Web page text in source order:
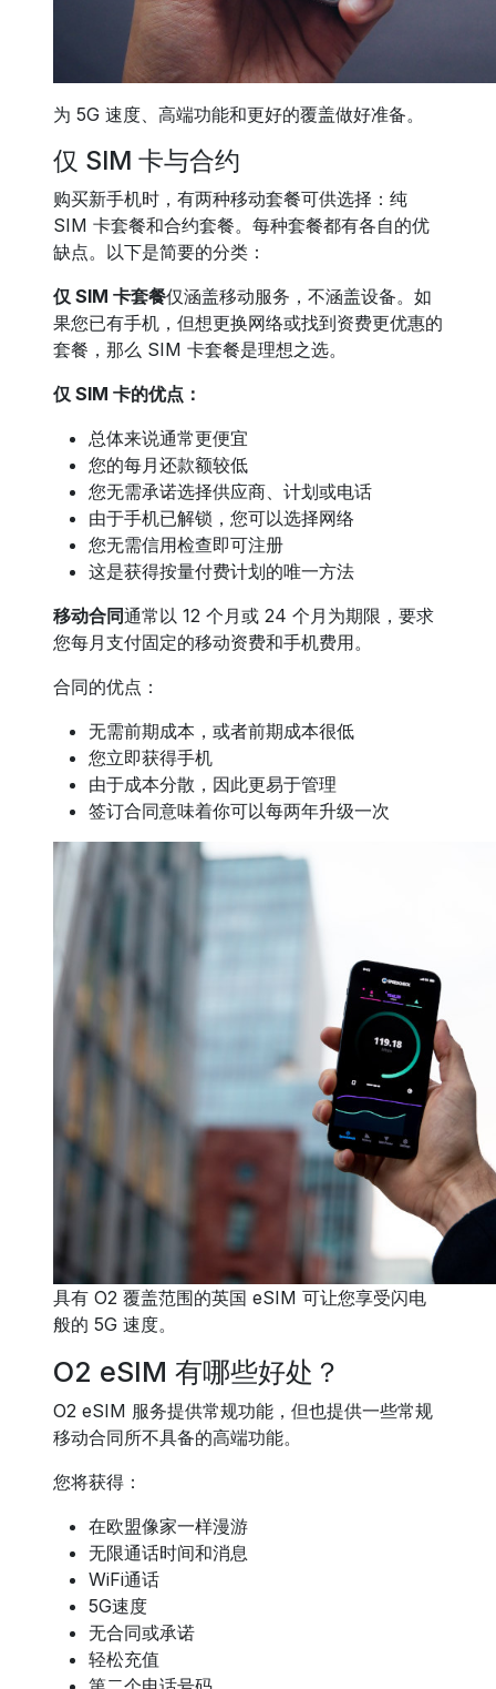
为 5G 速度、高端功能和更好的覆盖做好准备。
仅 SIM 卡与合约
购买新手机时，有两种移动套餐可供选择：纯
SIM 卡套餐和合约套餐。每种套餐都有各自的优
缺点。以下是简要的分类：
仅 SIM 卡套餐仅涵盖移动服务，不涵盖设备。如
果您已有手机，但想更换网络或找到资费更优惠的
套餐，那么 SIM 卡套餐是理想之选。
仅 SIM 卡的优点：
总体来说通常更便宜
您的每月还款额较低
您无需承诺选择供应商、计划或电话
由于手机已解锁，您可以选择网络
您无需信用检查即可注册
这是获得按量付费计划的唯一方法
移动合同通常以 12 个月或 24 个月为期限，要求
您每月支付固定的移动资费和手机费用。
合同的优点：
无需前期成本，或者前期成本很低
您立即获得手机
由于成本分散，因此更易于管理
签订合同意味着你可以每两年升级一次
具有 O2 覆盖范围的英国 eSIM 可让您享受闪电
般的 5G 速度。
O2 eSIM 有哪些好处？
O2 eSIM 服务提供常规功能，但也提供一些常规
移动合同所不具备的高端功能。
您将获得：
在欧盟像家一样漫游
无限通话时间和消息
WiFi通话
5G速度
无合同或承诺
轻松充值